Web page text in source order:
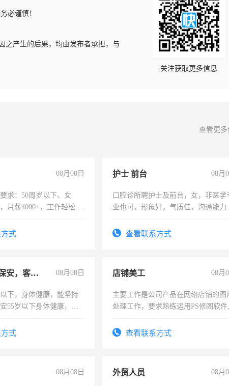
必谨慎！
之产生的后果，均由发布者承担，与
关注获取更多信息
查看更多
08月08日
求：50周岁以下、女
月薪4000+，工作轻松，
式
护士 前台 08月
口腔诊所聘护士及前台，女，非医学
业也可，形象好，气质佳，沟通能力
查看联系方式
急招保洁，保安，客服，工程 08月08日
下，身体健康，能坚持
55岁以下身体健康，有
岁以下高中以上文化，
式
店铺美工 08月
主要工作是公司产品在网络店铺的图
处理工作，要求熟练运用PS修图软件
查看联系方式
08月08日 外贸人员 08月